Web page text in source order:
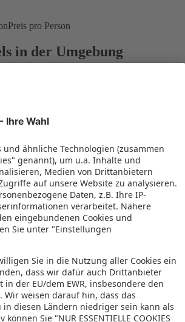
Preis pro Person
in der Umgebung
Bahrain & Malaysia & Singapur auf
in der Umgebung
(al Muharraq)
– EUVIA Travel